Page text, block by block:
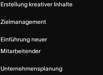
Erstellung kreativer Inhalte
Zielmanagement
Einführung neuer
Mitarbeitender
Unternehmensplanung